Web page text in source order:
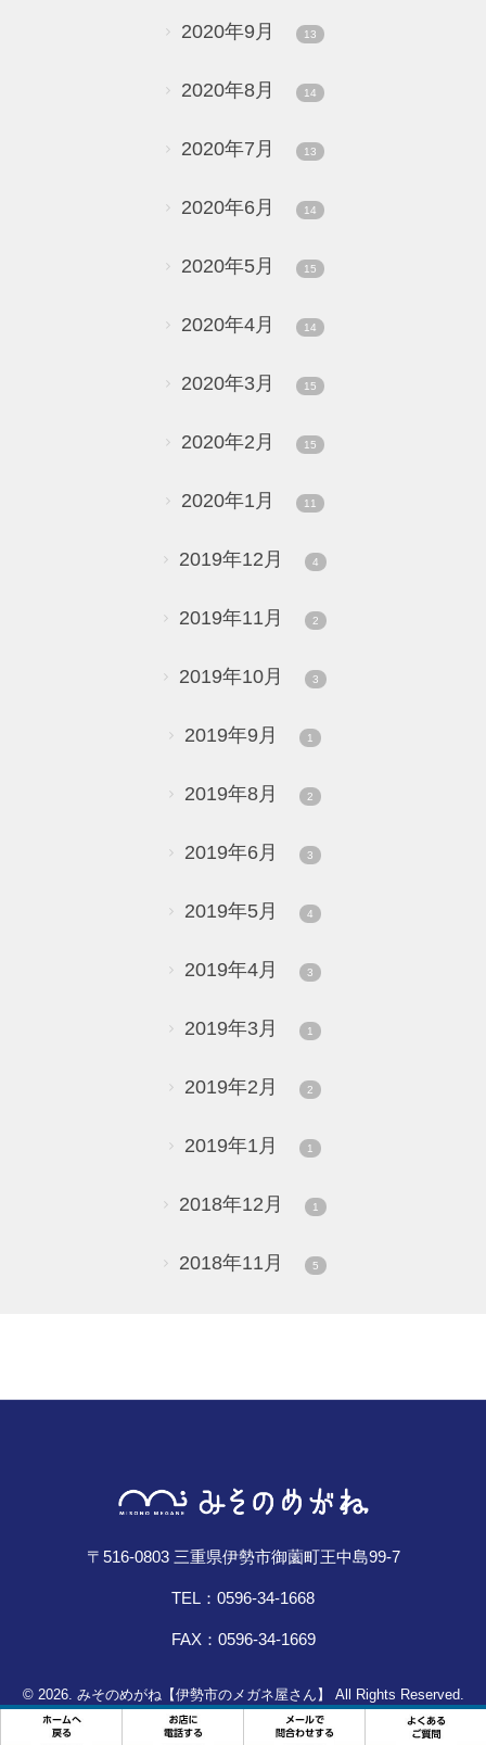
2020年9月 13
2020年8月 14
2020年7月 13
2020年6月 14
2020年5月 15
2020年4月 14
2020年3月 15
2020年2月 15
2020年1月 11
2019年12月 4
2019年11月 2
2019年10月 3
2019年9月 1
2019年8月 2
2019年6月 3
2019年5月 4
2019年4月 3
2019年3月 1
2019年2月 2
2019年1月 1
2018年12月 1
2018年11月 5
〒516-0803 三重県伊勢市御薗町王中島99-7
TEL：0596-34-1668
FAX：0596-34-1669
© 2026. みそのめがね【伊勢市のメガネ屋さん】 All Rights Reserved.